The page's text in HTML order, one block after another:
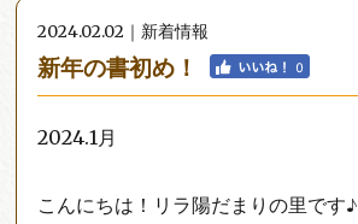
2024.02.02｜新着情報
新年の書初め！
2024.1月
こんにちは！リラ陽だまりの里です♪